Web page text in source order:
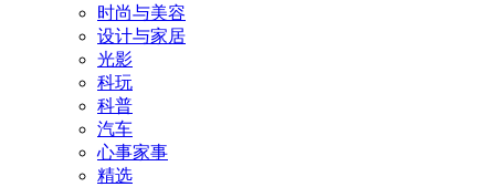
时尚与美容
设计与家居
光影
科玩
科普
汽车
心事家事
精选